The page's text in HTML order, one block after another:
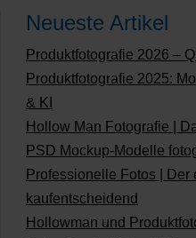
Neueste Artikel
Produktfotografie 2026 –
Produktfotografie 2025:
& KI
Hollow Man Fotografie |
PSD Mockup-Modelle
Professionelle Fotos | Der
kaufentscheidend
Hollowman und